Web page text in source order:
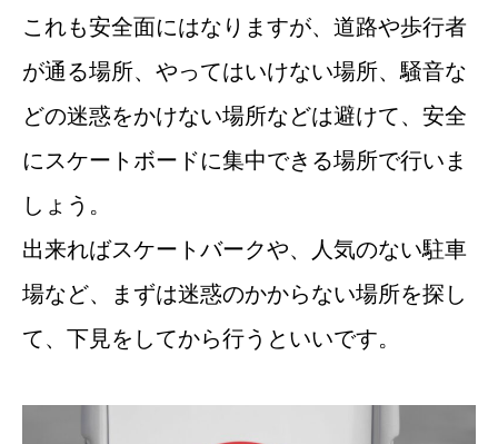
これも安全面にはなりますが、道路や歩行者
が通る場所、やってはいけない場所、騒音な
どの迷惑をかけない場所などは避けて、安全
にスケートボードに集中できる場所で行いま
しょう。
出来ればスケートバークや、人気のない駐車
場など、まずは迷惑のかからない場所を探し
て、下見をしてから行うといいです。